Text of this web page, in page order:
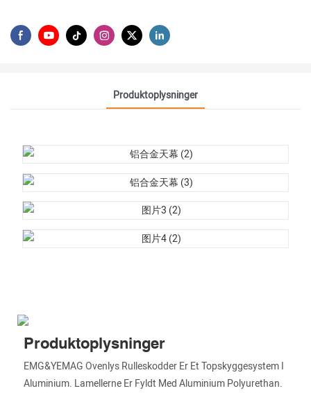
Produktoplysninger
Produktoplysninger
EMG&YEMAG Ovenlys Rulleskodder Er Et Topskyggesystem I
Aluminium. Lamellerne Er Fyldt Med Aluminium Polyurethan.